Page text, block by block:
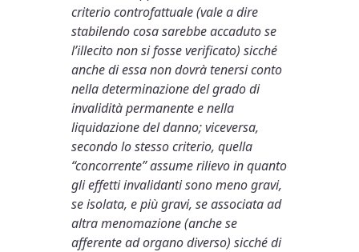
criterio controfattuale (vale a dire
stabilendo cosa sarebbe accaduto se
l’illecito non si fosse verificato) sicché
anche di essa non dovrà tenersi conto
nella determinazione del grado di
invalidità permanente e nella
liquidazione del danno; viceversa,
secondo lo stesso criterio, quella
“concorrente” assume rilievo in quanto
gli effetti invalidanti sono meno gravi,
se isolata, e più gravi, se associata ad
altra menomazione (anche se
afferente ad organo diverso) sicché di